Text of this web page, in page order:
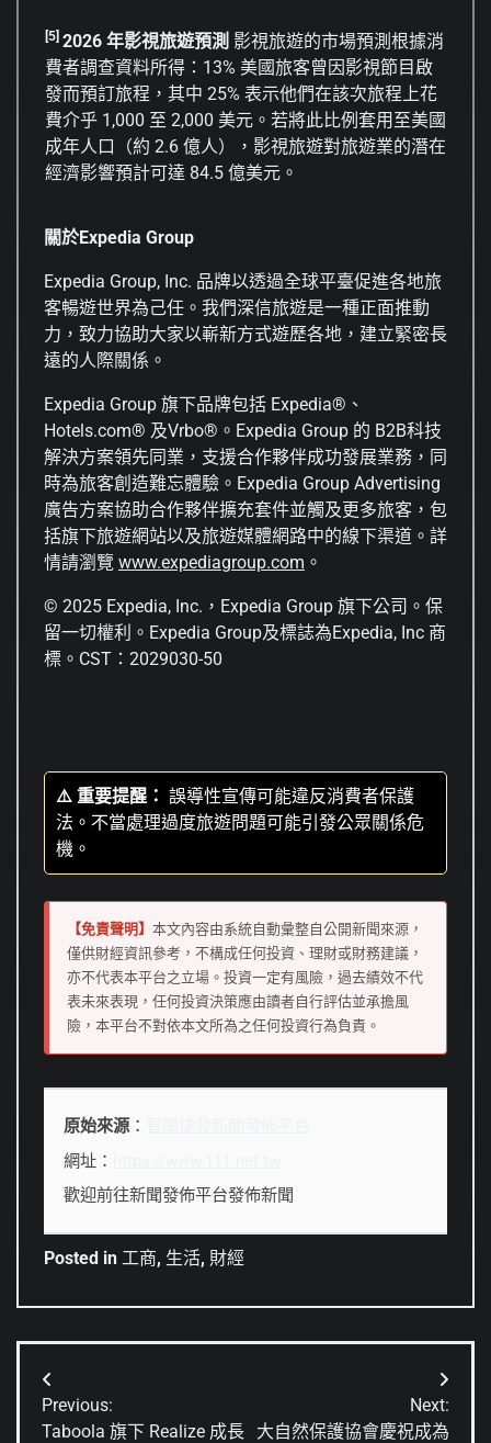
[5] 2026 年影視旅遊預測 影視旅遊的市場預測根據消
費者調查資料所得：13% 美國旅客曾因影視節目啟
發而預訂旅程，其中 25% 表示他們在該次旅程上花
費介乎 1,000 至 2,000 美元。若將此比例套用至美國
成年人口（約 2.6 億人），影視旅遊對旅遊業的潛在
經濟影響預計可達 84.5 億美元。
關於Expedia Group
Expedia Group, Inc. 品牌以透過全球平臺促進各地旅
客暢遊世界為己任。我們深信旅遊是一種正面推動
力，致力協助大家以嶄新方式遊歷各地，建立緊密長
遠的人際關係。
Expedia Group 旗下品牌包括 Expedia®、
Hotels.com® 及Vrbo®。Expedia Group 的 B2B科技
解決方案領先同業，支援合作夥伴成功發展業務，同
時為旅客創造難忘體驗。Expedia Group Advertising
廣告方案協助合作夥伴擴充套件並觸及更多旅客，包
括旗下旅遊網站以及旅遊媒體網路中的線下渠道。詳
情請瀏覽 www.expediagroup.com 。
© 2025 Expedia, Inc.，Expedia Group 旗下公司。保
留一切權利。Expedia Group及標誌為Expedia, Inc 商
標。CST：2029030-50
⚠️ 重要提醒： 誤導性宣傳可能違反消費者保護
法。不當處理過度旅遊問題可能引發公眾關係危
機。
【免責聲明】 本文內容由系統自動彙整自公開新聞來源，
僅供財經資訊參考，不構成任何投資、理財或財務建議，
亦不代表本平台之立場。投資一定有風險，過去績效不代
表未來表現，任何投資決策應由讀者自行評估並承擔風
險，本平台不對依本文所為之任何投資行為負責。
原始來源 ：
網址：
歡迎前往新聞發佈平台發佈新聞
Posted in 工商, 生活, 財經
文
章
Previous:
Taboola 旗下 Realize 成長
Next:
大自然保護協會慶祝成為